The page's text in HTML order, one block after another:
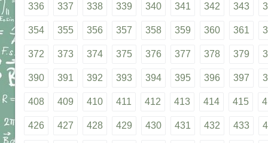
336 337 338 339 340 341 342 343
354 355 356 357 358 359 360 361
372 373 374 375 376 377 378 379
390 391 392 393 394 395 396 397
408 409 410 411 412 413 414 415
426 427 428 429 430 431 432 433